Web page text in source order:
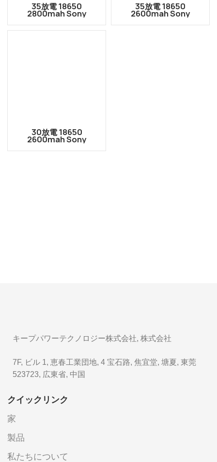
35放電 18650
2800mah Sony
US18650VTC5D リチウ
ムイオン充電式バッテリ
35放電 18650
2600mah Sony
US18650VTC5A リチウ
ムイオン充電式バッテリ
30放電 18650
2600mah Sony
US18650VTC5 リチウ
ムイオン充電式バッテリ
キープパワーテクノロジー株式会社, 株式会社
7F, ビル 1, 恵春工業団地, 4 宝石路, 焦宜堂, 塘夏, 東莞
523723, 広東省, 中国
クイックリンク
家
製品
私たちについて